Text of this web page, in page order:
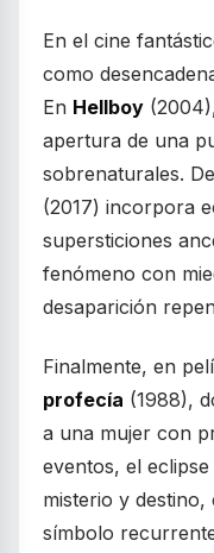
En el cine
como
En Hellboy
apertura de una
sobrenaturales.
(2017) incorpora
supersticiones
fenómeno con
desaparición
Finalmente, en
profecía (1988),
a una mujer con
eventos, el
misterio y
símbolo